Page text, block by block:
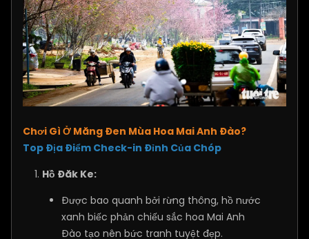
Chơi Gì Ở Măng Đen Mùa Hoa Mai Anh Đào?
Top Địa Điểm Check-in Đỉnh Của Chóp
Hồ Đăk Ke:
Được bao quanh bởi rừng thông, hồ nước
xanh biếc phản chiếu sắc hoa Mai Anh
Đào tạo nên bức tranh tuyệt đẹp.